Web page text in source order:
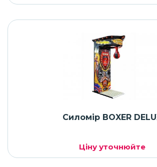
Силомір BOXER
Ціну уточнюйте